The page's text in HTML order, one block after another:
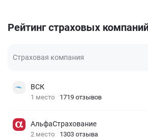
Рейтинг страховых
Страховая компания
ВСК
1 место 1719 отзывов
АльфаСтрахование
2 место 1303 отзыва